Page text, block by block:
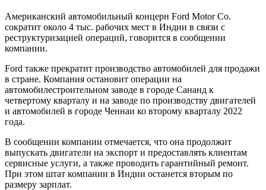
Американский автомобильный концерн Ford Motor Co.
сократит около 4 тыс. рабочих мест в Индии в связи с
реструктуризацией операций, говорится в сообщении
компании.
Ford также прекратит производство автомобилей для продажи
в стране. Компания остановит операции на
автомобилестроительном заводе в городе Сананд к
четвертому кварталу и на заводе по производству двигателей
и автомобилей в городе Ченнаи ко второму кварталу 2022
года.
В сообщении компании отмечается, что она продолжит
выпускать двигатели на экспорт и предоставлять клиентам
сервисные услуги, а также проводить гарантийный ремонт.
При этом штат компании в Индии останется вторым по
размеру зарплат.